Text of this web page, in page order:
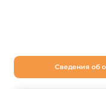
Сведения об